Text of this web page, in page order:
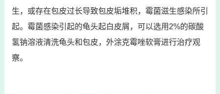
生，或存在包皮过长导致包皮垢堆积，霉菌滋生感染所引
起。霉菌感染引起的龟头起白皮屑，可以选用2%的碳酸
氢钠溶液清洗龟头和包皮，外涂克霉唑软膏进行治疗观
察。